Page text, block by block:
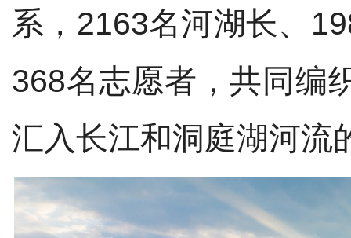
系， 2163名河湖长、
368名志愿者，共同编
汇入长江和洞庭湖河流